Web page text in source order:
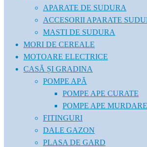
APARATE DE SUDURA
ACCESORII APARATE
MASTI DE SUDURA
MORI DE CEREALE
MOTOARE ELECTRICE
CASĂ ȘI GRADINA
POMPE APĂ
POMPE APE CURATE
POMPE APE MURDARE
FITINGURI
DALE GAZON
PLASA DE GARD